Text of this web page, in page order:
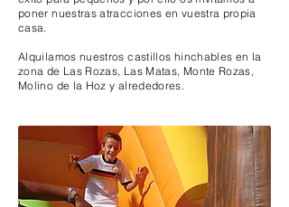
poner nuestras atracciones en vuestra propia
casa.
Alquilamos nuestros castillos hinchables en la
zona de Las Rozas, Las Matas, Monte Rozas,
Molino de la Hoz y alrededores.